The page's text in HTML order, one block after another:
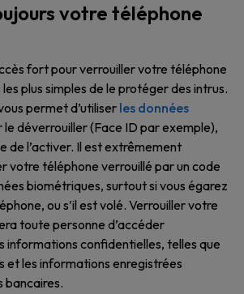
votre téléphone
fort pour verrouiller votre téléphone
les plus simples de le protéger des intrus.
permet d’utiliser les données
le déverrouiller (Face ID par exemple),
de l’activer. Il est extrêmement
votre téléphone verrouillé par un code
biométriques, surtout si vous égarez
ou s’il est volé. Verrouiller votre
toute personne d’accéder
informations confidentielles, telles que
et les informations enregistrées
bancaires.